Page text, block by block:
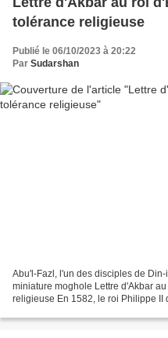
tolérance religieuse
Publié le 06/10/2023 à 20:22
Par Sudarshan
Abu'l-Fazl, l'un des disciples de
miniature moghole Lettre d'Akbar
religieuse En 1582, le roi Philippe II